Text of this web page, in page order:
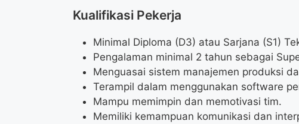
Kualifikasi Pekerja
Minimal Diploma (D3) atau Sarjana (S1)
Pengalaman minimal 2 tahun sebagai
Menguasai sistem manajemen produksi
Terampil dalam menggunakan software
Mampu memimpin dan memotivasi tim.
Memiliki kemampuan komunikasi dan